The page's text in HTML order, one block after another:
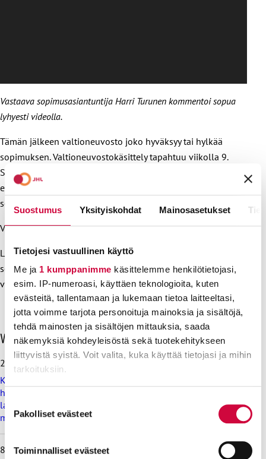
Suostumus Yksityiskohdat Mainosasetukset
Tietojesi vastuullinen käyttö
Me ja 1 kumppanimme käsittelemme henkilötietojasi,
esim. IP-numeroasi, käyttäen teknologioita, kuten
evästeitä, tallentamaan ja lukemaan tietoa laitteeltasi,
jotta voimme tarjota personoituja mainoksia ja sisältöjä,
tehdä mainosten ja sisältöjen mittauksia, saada
näkemyksiä kohdeyleisöstä sekä tuotekehitykseen
liittyvistä syistä. Voit valita, kuka käyttää tietojasi ja mihin
tarkoituksiin.
voit määrittää asetuksesi
. Voit muuttaa
Suostumuksen
valinta
Pakolliset evästeet
Toiminnalliset evästeet
Vastaava sopimusasiantuntija Harri Turunen kommentoi sopua
lyhyesti videolla.
Tämän jälkeen valtioneuvosto joko hyväksyy tai hylkää
sopimuksen. Valtioneuvostokäsittely tapahtuu viikolla 9.
Samalla viikolla valtioneuvostokäsittelyn jälkeen
eduskunnan valtiovarainvaliokunta vielä käsittelee
sopimuksen ja joko vahvistaa tai jättää vahvistamatta sen.
Valtiolla työskentelee noin 80 000 henkilöä.
Lisätiedot:
sopimusasiantuntija Erika Mattsson, 0400 461 411
vastaava sopimusasiantuntija Harri Turunen, 050 461 9303
O
h
i
t
a
v
i
i
i
Viimeisimmät uutiset
28.7.2026
Koulutus ja kasvatus pitää järjestää lasten ja nuorten
hyvinvoinnin ehdoilla – Ammattiliitto JHL on antanut
lausunnon koulujen ja oppilaitosten loma-aikoja koskevasta
muistioluonnoksesta
8.7.2026